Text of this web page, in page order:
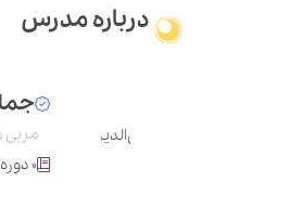
درباره مدرس
مربی
0 دوره